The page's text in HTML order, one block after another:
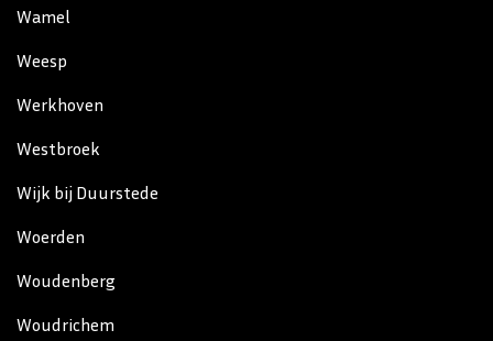
Wamel
Weesp
Werkhoven
Westbroek
Wijk bij Duurstede
Woerden
Woudenberg
Woudrichem